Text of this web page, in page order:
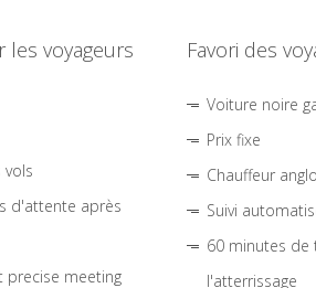
les voyageurs
vols
d'attente après
precise meeting
Favori des
Voiture noire
Prix fixe
Chauffeur
Suivi
60 minutes
l'atterrissage